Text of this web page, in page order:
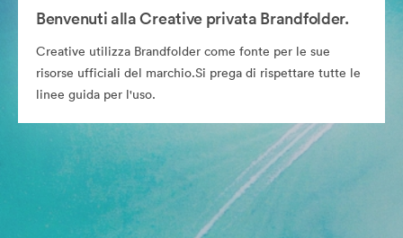
Benvenuti alla Creative privata Brandfolder.
Creative utilizza Brandfolder come fonte per le sue
risorse ufficiali del marchio.Si prega di rispettare tutte le
linee guida per l'uso.